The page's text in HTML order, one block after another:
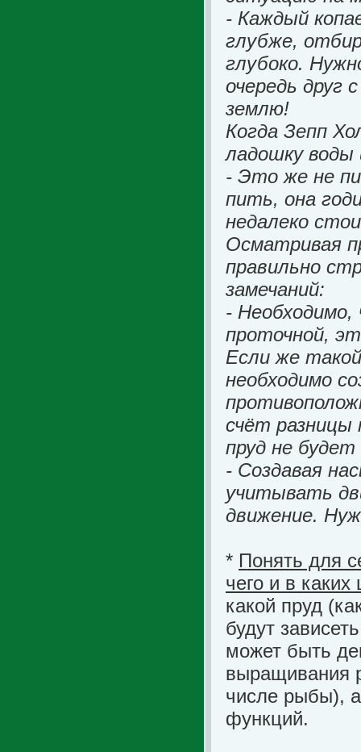
- Каждый
глубже,
глубоко.
очередь друг
землю!
Когда Зепп
ладошку воды
- Это же не
пить, она
недалеко
Осматривая
правильно
замечаний:
- Необходимо,
проточной,
Если же
необходимо
счёт
пруд не
- Создавая
учитывать
движение.
* Понять для
чего и в каких
какой пруд
будут
может быть
выращивания
числе рыбы),
функций.